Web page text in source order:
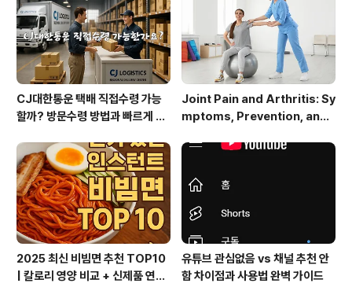
CJ대한통운 택배 직접수령 가능
할까? 방문수령 방법과 빠르게 찾
Joint Pain and Arthritis: Sy
mptoms, Prevention, and
2025 최신 비빔면 추천 TOP10
| 칼로리 영양 비교 + 신제품 연혁
유튜브 관심없음 vs 채널 추천 안
함 차이점과 사용법 완벽 가이드